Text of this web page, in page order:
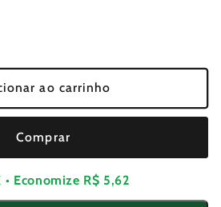
ao carrinho
Comprar
• Economize R$ 5,62